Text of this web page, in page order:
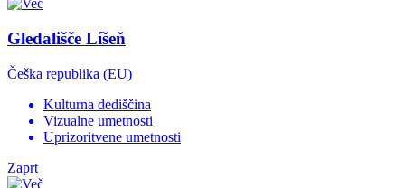
Gledališče Líšeň
Češka republika (EU)
Kulturna dediščina
Vizualne umetnosti
Uprizoritvene umetnosti
Zaprt